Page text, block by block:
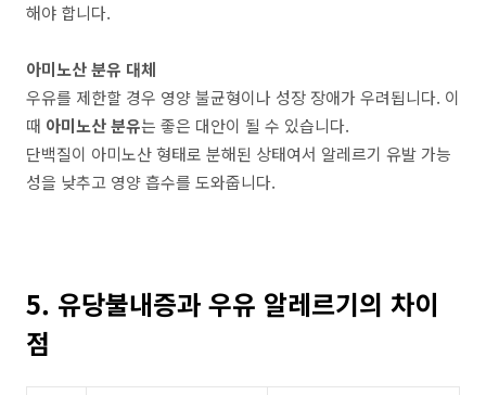
해야 합니다.
아미노산 분유 대체
우유를 제한할 경우 영양 불균형이나 성장 장애가 우려됩니다. 이
때 아미노산 분유는 좋은 대안이 될 수 있습니다.
단백질이 아미노산 형태로 분해된 상태여서 알레르기 유발 가능
성을 낮추고 영양 흡수를 도와줍니다.
5. 유당불내증과 우유 알레르기의 차이
점